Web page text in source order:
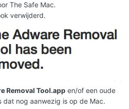
The Safe Mac.
verwijderd.
Removal Tool.app en/of een oude
dat nog aanwezig is op de Mac.